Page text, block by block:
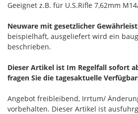
Geeignet z.B. für U.S.Rifle 7,62mm
Neuware mit gesetzlicher
beispielhaft, ausgeliefert wird ein
beschrieben.
Dieser Artikel ist Im Regelfall sofort
fragen Sie die tagesaktuelle
Angebot freibleibend, Irrtum/
vorbehalten. Dieser Artikel ist